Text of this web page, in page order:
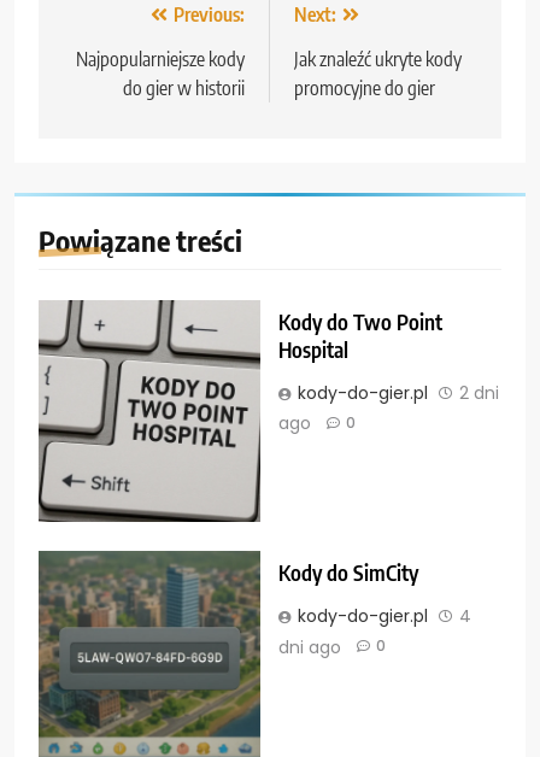
Nawigacja
wpisu
Previous:
Najpopularniejsze kody
do gier w historii
Next:
Jak znaleźć ukryte kody
promocyjne do gier
Powiązane treści
Kody do Two Point
Hospital
kody-do-gier.pl
2 dni
ago
0
Kody do SimCity
kody-do-gier.pl
4
dni ago
0